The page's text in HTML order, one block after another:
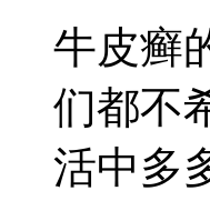
牛皮癣
们都不
活中多